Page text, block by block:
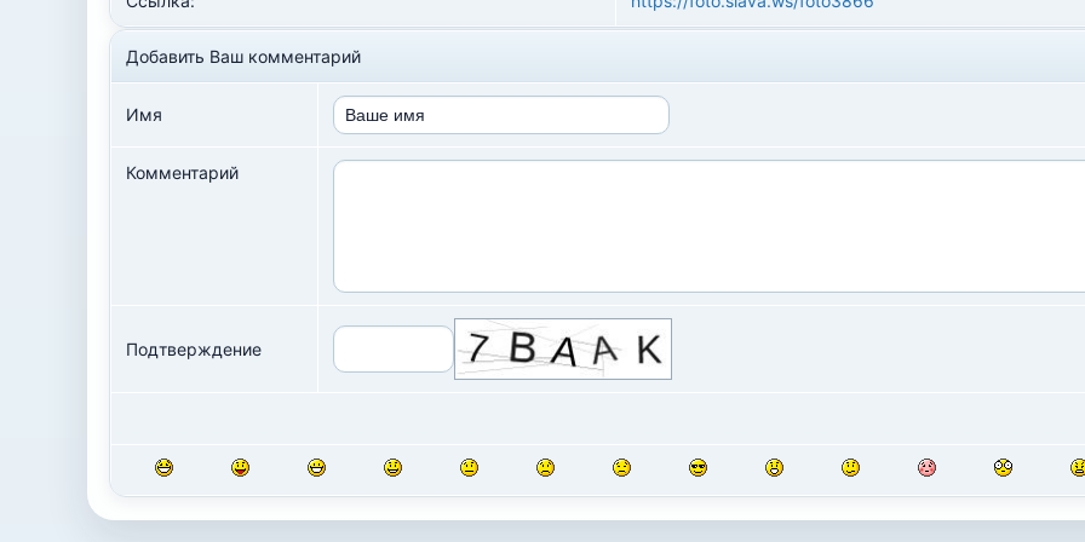
Добавить Ваш комментарий
Имя
Комментарий
Подтверждение